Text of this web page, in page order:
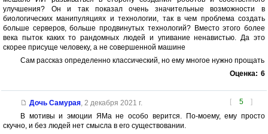
улучшения? Он и так показал очень значительные возможности в
биологических манипуляциях и технологии, так в чем проблема создать
больше серверов, больше продвинутых технологий? Вместо этого более
века пыток каких то рандомных людей и упивание ненавистью. Да это
скорее присуще человеку, а не совершенной машине
Сам рассказ определенно классический, но ему многое нужно прощать
Оценка: 6
[ 5 ]
Дочь Самурая, 2 декабря 2021 г.
В мотивы и эмоции ЯМа не особо верится. По-моему, ему просто
скучно, и без людей нет смысла в его существовании.